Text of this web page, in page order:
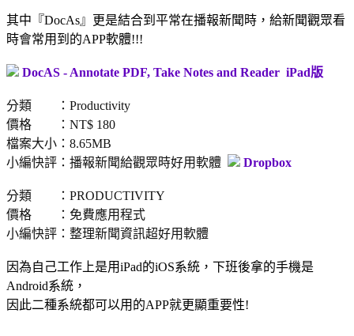
其中『DocAs』更是結合到平常在播報新聞時，給新聞觀眾看
時會常用到的APP軟體!!!
DocAS - Annotate PDF, Take Notes and Reader iPad版
分類 ：Productivity
價格 ：NT$ 180
檔案大小：8.65MB
小編快評：播報新聞給觀眾時好用軟體
Dropbox
分類 ：PRODUCTIVITY
價格 ：免費應用程式
小編快評：整理新聞資訊超好用軟體
因為自己工作上是用iPad的iOS系統，下班後拿的手機是
Android系統，
因此二種系統都可以用的APP就更顯重要性!